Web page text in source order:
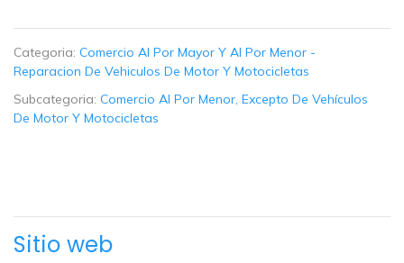
Categoria: Comercio Al Por Mayor Y Al Por Menor -
Reparacion De Vehiculos De Motor Y Motocicletas
Subcategoria: Comercio Al Por Menor, Excepto De Vehículos
De Motor Y Motocicletas
Sitio web